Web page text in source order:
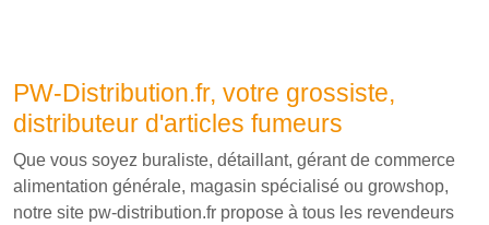
PW-Distribution.fr, votre grossiste,
distributeur d'articles fumeurs
Que vous soyez buraliste, détaillant, gérant de commerce
alimentation générale, magasin spécialisé ou growshop,
notre site pw-distribution.fr propose à tous les revendeurs